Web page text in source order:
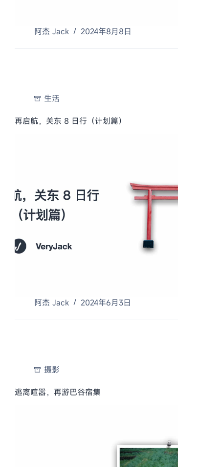
阿杰 Jack 2024年8月8日
生活
再启航，关东 8 日行（计划篇）
阿杰 Jack 2024年6月3日
摄影
逃离喧嚣，再游巴谷宿集